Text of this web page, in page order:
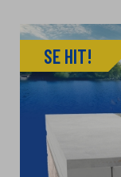
SE HIT!